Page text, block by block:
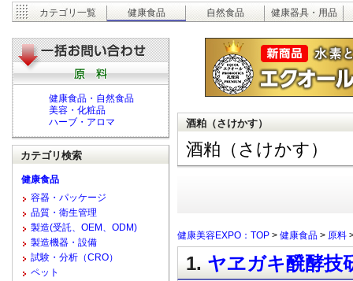
カテゴリ一覧 健康食品 自然食品 健康器具・用品
酒粕（さけかす）
酒粕（さけかす）
健康美容EXPO：TOP > 健康食品 > 原料
1. ヤヱガキ醗酵技
健康食品・自然食品
美容・化粧品
ハーブ・アロマ
カテゴリ検索
健康食品
容器・パッケージ
品質・衛生管理
製造(受託、OEM、ODM)
製造機器・設備
試験・分析（CRO）
ペット